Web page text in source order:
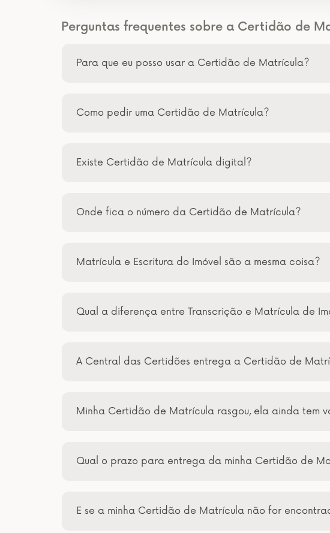
Perguntas frequentes sobre a Certidão de
Para que eu posso usar a Certidão de Matrícula?
Como pedir uma Certidão de Matrícula?
Existe Certidão de Matrícula digital?
Onde fica o número da Certidão de Matrícula?
Matrícula e Escritura do Imóvel são a mesma coisa?
Qual a diferença entre Transcrição e Matrícula de
A Central das Certidões entrega a Certidão de
Minha Certidão de Matrícula rasgou, ela ainda tem
Qual o prazo para entrega da minha Certidão de
E se a minha Certidão de Matrícula não for